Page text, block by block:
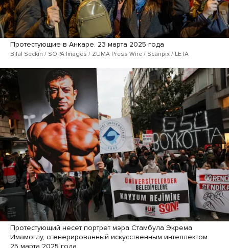
Протестующие в Анкаре. 23 марта 2025 года
Bilal Seckin / SOPA Images / ZUMA Press Wire / Scanpix / LETA
Протестующий несет портрет мэра Стамбула Экрема
Имамоглу, сгенерированный искусственным интеллектом.
25 марта 2025 года